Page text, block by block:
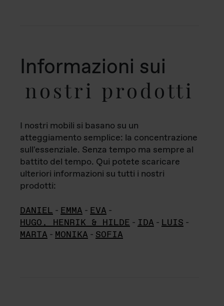
Informazioni sui
nostri prodotti
I nostri mobili si basano su un
atteggiamento semplice: la concentrazione
sull'essenziale. Senza tempo ma sempre al
battito del tempo. Qui potete scaricare
ulteriori informazioni su tutti i nostri
prodotti:
DANIEL - EMMA - EVA -
HUGO, HENRIK & HILDE - IDA - LUIS -
MARTA - MONIKA - SOFIA